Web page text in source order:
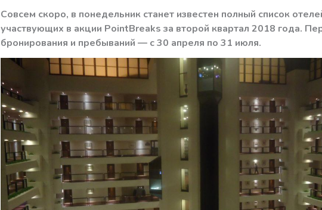
Совсем скоро, в понедельник станет известен полный список
участвующих в акции PointBreaks за второй квартал 2018 года.
бронирования и пребываний — с 30 апреля по 31 июля.